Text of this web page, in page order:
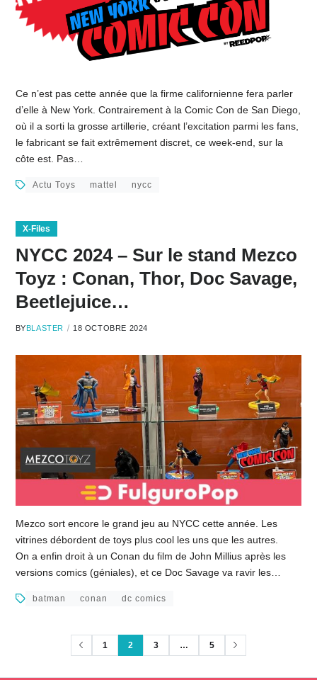
Ce n’est pas cette année que la firme californienne fera parler
d’elle à New York. Contrairement à la Comic Con de San Diego,
où il a sorti la grosse artillerie, créant l’excitation parmi les fans,
le fabricant se fait extrêmement discret, ce week-end, sur la
côte est. Pas…
Actu Toys mattel nycc
X-Files
NYCC 2024 – Sur le stand Mezco
Toyz : Conan, Thor, Doc Savage,
Beetlejuice…
BYBLASTER 18 OCTOBRE 2024
Mezco sort encore le grand jeu au NYCC cette année. Les
vitrines débordent de toys plus cool les uns que les autres.
On a enfin droit à un Conan du film de John Millius après les
versions comics (géniales), et ce Doc Savage va ravir les…
batman conan dc comics
1 2 3 … 5